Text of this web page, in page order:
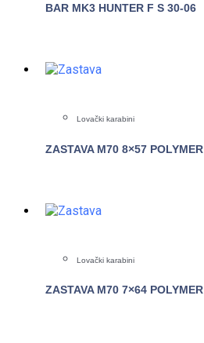
BAR MK3 HUNTER F S 30-06
Lovački karabini
ZASTAVA M70 8×57 POLYMER
Lovački karabini
ZASTAVA M70 7×64 POLYMER